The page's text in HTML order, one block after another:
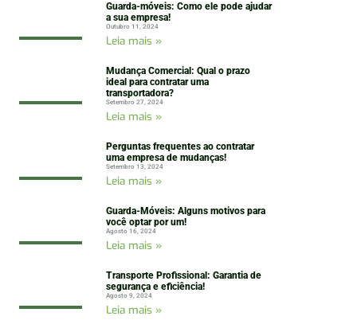
Guarda-móveis: Como ele pode ajudar
a sua empresa!
Outubro 11, 2024
Leia mais »
Mudança Comercial: Qual o prazo
ideal para contratar uma
transportadora?
Setembro 27, 2024
Leia mais »
Perguntas frequentes ao contratar
uma empresa de mudanças!
Setembro 13, 2024
Leia mais »
Guarda-Móveis: Alguns motivos para
você optar por um!
Agosto 16, 2024
Leia mais »
Transporte Profissional: Garantia de
segurança e eficiência!
Agosto 9, 2024
Leia mais »